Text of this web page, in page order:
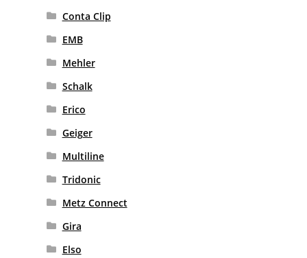
Conta Clip
EMB
Mehler
Schalk
Erico
Geiger
Multiline
Tridonic
Metz Connect
Gira
Elso